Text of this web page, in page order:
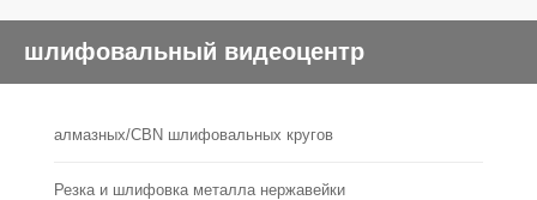
шлифовальный видеоцентр
алмазных/CBN шлифовальных кругов
Резка и шлифовка металла нержавейки